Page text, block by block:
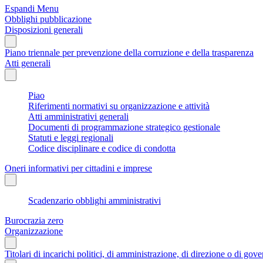
Espandi Menu
Obblighi pubblicazione
Disposizioni generali
Piano triennale per prevenzione della corruzione e della trasparenza
Atti generali
Piao
Riferimenti normativi su organizzazione e attività
Atti amministrativi generali
Documenti di programmazione strategico gestionale
Statuti e leggi regionali
Codice disciplinare e codice di condotta
Oneri informativi per cittadini e imprese
Scadenzario obblighi amministrativi
Burocrazia zero
Organizzazione
Titolari di incarichi politici, di amministrazione, di direzione o di